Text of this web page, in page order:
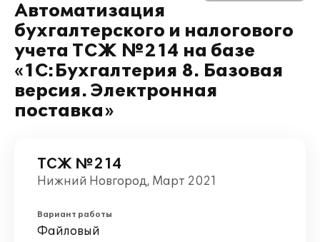
Автоматизация
бухгалтерского и налогового
учета ТСЖ №214 на базе
«1С:Бухгалтерия 8. Базовая
версия. Электронная
поставка»
ТСЖ №214
Нижний Новгород, Март 2021
Вариант работы
Файловый